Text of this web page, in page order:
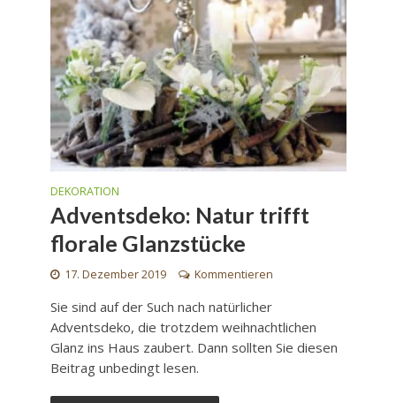
DEKORATION
Adventsdeko: Natur trifft
florale Glanzstücke
17. Dezember 2019 Kommentieren
Sie sind auf der Such nach natürlicher
Adventsdeko, die trotzdem weihnachtlichen
Glanz ins Haus zaubert. Dann sollten Sie diesen
Beitrag unbedingt lesen.